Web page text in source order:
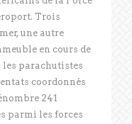
Trois
une autre
en cours de
parachutistes
coordonnés
241
parmi les forces